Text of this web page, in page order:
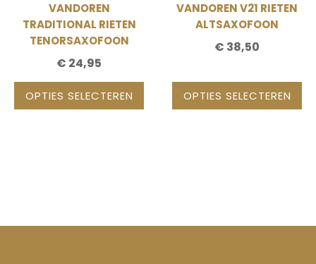
VANDOREN
TRADITIONAL RIETEN
TENORSAXOFOON
€ 24,95
OPTIES SELECTEREN
worden
op
productpagina
VANDOREN V21 RIETEN
ALTSAXOFOON
€ 38,50
OPTIES SELECTEREN
worden